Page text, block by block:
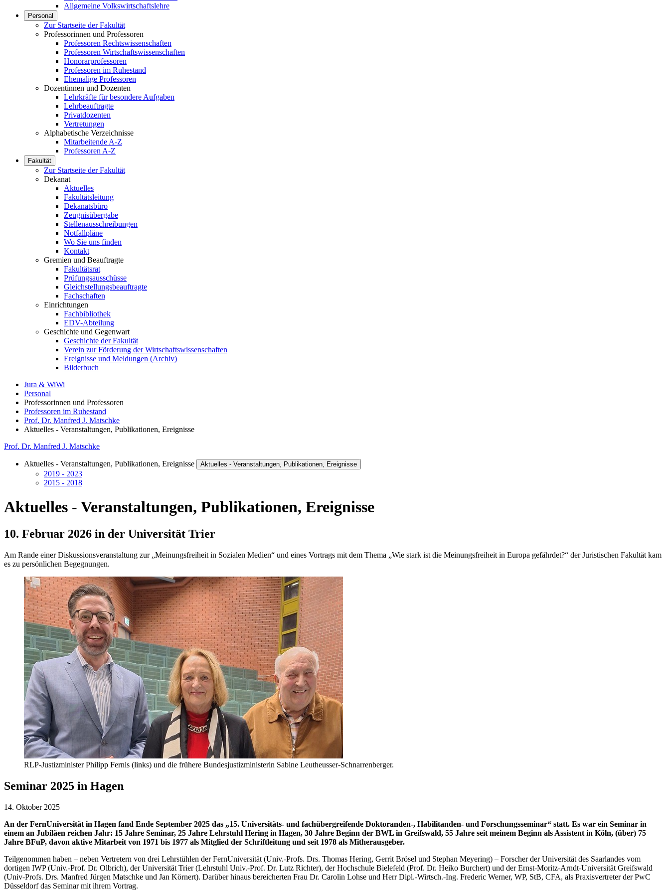
Allgemeine Volkswirtschaftslehre
Personal
Zur Startseite der Fakultät
Professorinnen und Professoren
Professoren Rechtswissenschaften
Professoren Wirtschaftswissenschaften
Honorarprofessoren
Professoren im Ruhestand
Ehemalige Professoren
Dozentinnen und Dozenten
Lehrkräfte für besondere Aufgaben
Lehrbeauftragte
Privatdozenten
Vertretungen
Alphabetische Verzeichnisse
Mitarbeitende A-Z
Professoren A-Z
Fakultät
Zur Startseite der Fakultät
Dekanat
Aktuelles
Fakultätsleitung
Dekanatsbüro
Zeugnisübergabe
Stellenausschreibungen
Notfallpläne
Wo Sie uns finden
Kontakt
Gremien und Beauftragte
Fakultätsrat
Prüfungsausschüsse
Gleichstellungsbeauftragte
Fachschaften
Einrichtungen
Fachbibliothek
EDV-Abteilung
Geschichte und Gegenwart
Geschichte der Fakultät
Verein zur Förderung der Wirtschaftswissenschaften
Ereignisse und Meldungen (Archiv)
Bilderbuch
Jura & WiWi
Personal
Professorinnen und Professoren
Professoren im Ruhestand
Prof. Dr. Manfred J. Matschke
Aktuelles - Veranstaltungen, Publikationen, Ereignisse
Prof. Dr. Manfred J. Matschke
Aktuelles - Veranstaltungen, Publikationen, Ereignisse Aktuelles - Veranstaltungen, Publikationen, Ereignisse
2019 - 2023
2015 - 2018
Aktuelles - Veranstaltungen, Publikationen, Ereignisse
10. Februar 2026 in der Universität Trier
Am Rande einer Diskussionsveranstaltung zur „Meinungsfreiheit in Sozialen Medien“ und eines Vortrags mit dem Thema „Wie stark ist die Meinungsfreiheit in Europa gefährdet?“ der Juristischen Fakultät kam
es zu persönlichen Begegnungen.
RLP-Justizminister Philipp Fernis (links) und die frühere Bundesjustizministerin Sabine Leutheusser-Schnarrenberger.
Seminar 2025 in Hagen
14. Oktober 2025
An der FernUniversität in Hagen fand Ende September 2025 das „15. Universitäts- und fachübergreifende Doktoranden-, Habilitanden- und Forschungsseminar“ statt. Es war ein Seminar in
einem an Jubiläen reichen Jahr: 15 Jahre Seminar, 25 Jahre Lehrstuhl Hering in Hagen, 30 Jahre Beginn der BWL in Greifswald, 55 Jahre seit meinem Beginn als Assistent in Köln, (über) 75
Jahre BFuP, davon aktive Mitarbeit von 1971 bis 1977 als Mitglied der Schriftleitung und seit 1978 als Mitherausgeber.
Teilgenommen haben – neben Vertretern von drei Lehrstühlen der FernUniversität (Univ.-Profs. Drs. Thomas Hering, Gerrit Brösel und Stephan Meyering) – Forscher der Universität des Saarlandes vom
dortigen IWP (Univ.-Prof. Dr. Olbrich), der Universität Trier (Lehrstuhl Univ.-Prof. Dr. Lutz Richter), der Hochschule Bielefeld (Prof. Dr. Heiko Burchert) und der Ernst-Moritz-Arndt-Universität Greifswald
(Univ-Profs. Drs. Manfred Jürgen Matschke und Jan Körnert). Darüber hinaus bereicherten Frau Dr. Carolin Lohse und Herr Dipl.-Wirtsch.-Ing. Frederic Werner, WP, StB, CFA, als Praxisvertreter der PwC
Düsseldorf das Seminar mit ihrem Vortrag.